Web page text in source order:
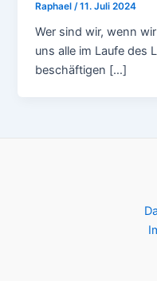
Raphael /11. Juli 2024
Wer sind wir, wenn
uns alle im Laufe des
beschäftigen […]